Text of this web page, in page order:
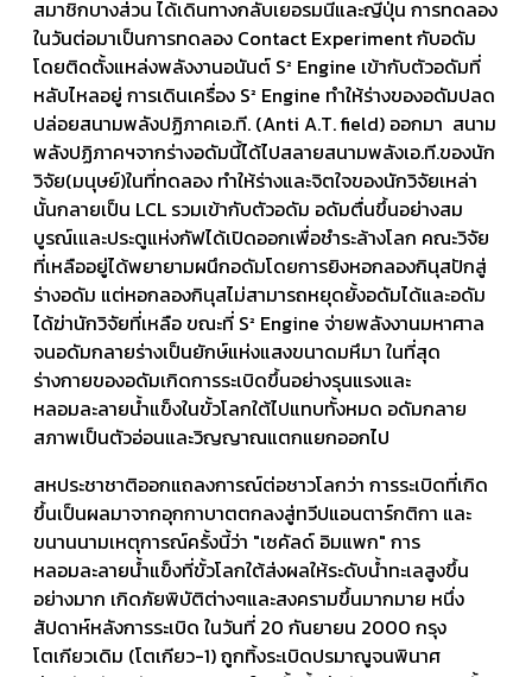
สมาชิกบางส่วน ได้เดินทางกลับเยอรมนีและญี่ปุ่น การทดลอง
ในวันต่อมาเป็นการทดลอง Contact Experiment กับอดัม
โดยติดตั้งแหล่งพลังงานอนันต์ S² Engine เข้ากับตัวอดัมที่
หลับไหลอยู่ การเดินเครื่อง S² Engine ทำให้ร่างของอดัมปลด
ปล่อยสนามพลังปฏิภาคเอ.ที. (Anti A.T. field) ออกมา สนาม
พลังปฏิภาคฯจากร่างอดัมนี้ได้ไปสลายสนามพลังเอ.ที.ของนัก
วิจัย(มนุษย์)ในที่ทดลอง ทำให้ร่างและจิตใจของนักวิจัยเหล่า
นั้นกลายเป็น LCL รวมเข้ากับตัวอดัม อดัมตื่นขึ้นอย่างสม
บูรณ์เและประตูแห่งกัฟได้เปิดออกเพื่อชำระล้างโลก คณะวิจัย
ที่เหลืออยู่ได้พยายามผนึกอดัมโดยการยิงหอกลองกินุสปักสู่
ร่างอดัม แต่หอกลองกินุสไม่สามารถหยุดยั้งอดัมได้และอดัม
ได้ฆ่านักวิจัยที่เหลือ ขณะที่ S² Engine จ่ายพลังงานมหาศาล
จนอดัมกลายร่างเป็นยักษ์แห่งแสงขนาดมหึมา ในที่สุด
ร่างกายของอดัมเกิดการระเบิดขึ้นอย่างรุนแรงและ
หลอมละลายน้ำแข็งในขั้วโลกใต้ไปแทบทั้งหมด อดัมกลาย
สภาพเป็นตัวอ่อนและวิญญาณแตกแยกออกไป
สหประชาชาติออกแถลงการณ์ต่อชาวโลกว่า การระเบิดที่เกิด
ขึ้นเป็นผลมาจากอุกกาบาตตกลงสู่ทวีปแอนตาร์กติกา และ
ขนานนามเหตุการณ์ครั้งนี้ว่า "เซคัลด์ อิมแพก" การ
หลอมละลายน้ำแข็งที่ขั้วโลกใต้ส่งผลให้ระดับน้ำทะเลสูงขึ้น
อย่างมาก เกิดภัยพิบัติต่างๆและสงครามขึ้นมากมาย หนึ่ง
สัปดาห์หลังการระเบิด ในวันที่ 20 กันยายน 2000 กรุง
โตเกียวเดิม (โตเกียว-1) ถูกทิ้งระเบิดปรมาณูจนพินาศ